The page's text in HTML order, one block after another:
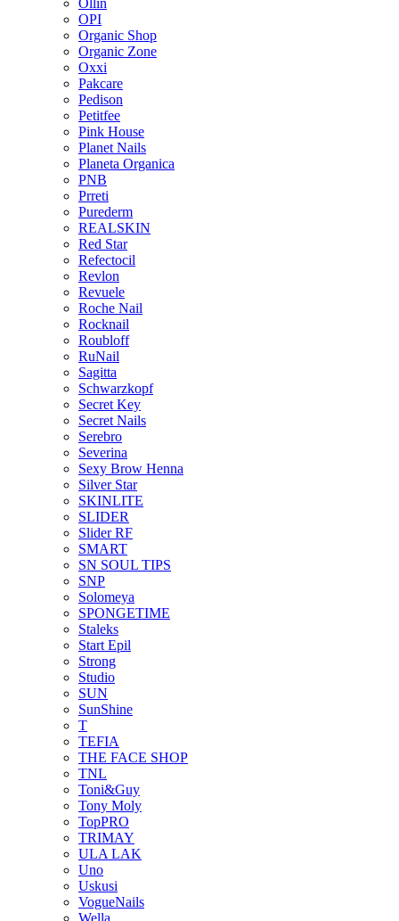
Ollin
OPI
Organic Shop
Organic Zone
Oxxi
Pakcare
Pedison
Petitfee
Pink House
Planet Nails
Planeta Organica
PNB
Prreti
Purederm
REALSKIN
Red Star
Refectocil
Revlon
Revuele
Roche Nail
Rocknail
Roubloff
RuNail
Sagitta
Schwarzkopf
Secret Key
Secret Nails
Serebro
Severina
Sexy Brow Henna
Silver Star
SKINLITE
SLIDER
Slider RF
SMART
SN SOUL TIPS
SNP
Solomeya
SPONGETIME
Staleks
Start Epil
Strong
Studio
SUN
SunShine
T
TEFIA
THE FACE SHOP
TNL
Toni&Guy
Tony Moly
TopPRO
TRIMAY
ULA LAK
Uno
Uskusi
VogueNails
Wella